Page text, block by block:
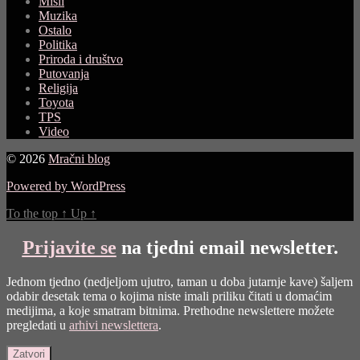
Muzika
Ostalo
Politika
Priroda i društvo
Putovanja
Religija
Toyota
TPS
Video
© 2026 Mračni blog
Powered by WordPress
To the top ↑ Up ↑
Prijavite se na tjedni email newsletter.
Jednom tjedno (nedjeljom ujutro, taman u doba jutarnje kave) šaljem
odabir desetak tema o kojima niste imali priliku čitati u domaćim
medijima, a koje smatram bitnima. Prethodne newslettere možete
pregledati u arhivi newslettera.
Zatvori